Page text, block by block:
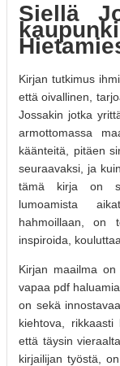
Siellä
Kirjan tutkimus
että oivallinen,
Jossakin jotka
armottomassa
käänteitä, pitäen
seuraavaksi, ja
tämä kirja on
lumoamista
hahmoillaan, on
inspiroida,
Kirjan maailma
vapaa pdf
on sekä
kiehtova,
että täysin
kirjailijan työstä,